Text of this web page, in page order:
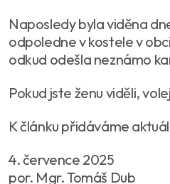
Naposledy byla viděna
odpoledne v kostele v
odkud odešla neznámo
Pokud jste ženu viděli,
K článku přidáváme
4. července 2025
por. Mgr. Tomáš Dub